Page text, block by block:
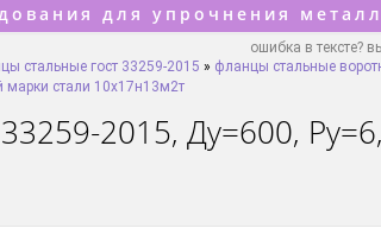
для упрочнения
ошибка в тексте?
стальные гост 33259-2015 » фланцы стальные
марки стали 10х17н13м2т
2015, Ду=600,